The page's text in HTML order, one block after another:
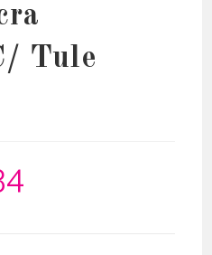
Tule